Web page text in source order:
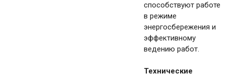
способствуют работе
в режиме
энергосбережения и
эффективному
ведению работ.
Технические